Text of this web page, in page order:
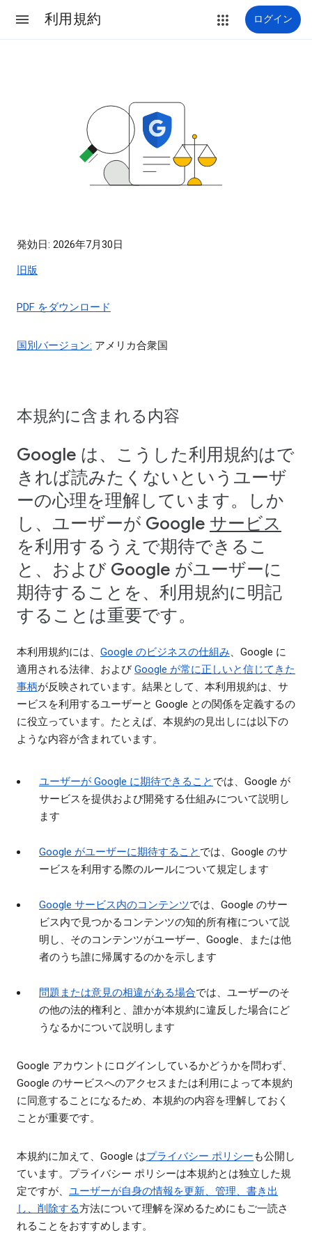
利用規約 ログイン
発効日: 2026年7月30日
旧版
PDF をダウンロード
国別バージョン: アメリカ合衆国
本規約に含まれる内容
Google は、こうした利用規約はで
きれば読みたくないというユーザ
ーの心理を理解しています。しか
し、ユーザーが Google サービス
を利用するうえで期待できるこ
と、および Google がユーザーに
期待することを、利用規約に明記
することは重要です。
本利用規約には、 Google のビジネスの仕組み、Google に
適用される法律、および Google が常に正しいと信じてきた
事柄が反映されています。結果として、本利用規約は、サ
ービスを利用するユーザーと Google との関係を定義するの
に役立っています。たとえば、本規約の見出しには以下の
ような内容が含まれています。
ユーザーが Google に期待できること では、Google が
サービスを提供および開発する仕組みについて説明し
ます
Google がユーザーに期待すること では、Google のサ
ービスを利用する際のルールについて規定します
Google サービス内のコンテンツでは、Google のサー
ビス内で見つかるコンテンツの知的所有権について説
明し、そのコンテンツがユーザー、Google、または他
者のうち誰に帰属するのかを示します
問題または意見の相違がある場合では、ユーザーのそ
の他の法的権利と、誰かが本規約に違反した場合にど
うなるかについて説明します
Google アカウントにログインしているかどうかを問わず、
Google のサービスへのアクセスまたは利用によって本規約
に同意することになるため、本規約の内容を理解しておく
ことが重要です。
本規約に加えて、Google はプライバシー ポリシー も公開し
ています。プライバシー ポリシーは本規約とは独立した規
定ですが、 ユーザーが自身の情報を更新、管理、書き出
し、削除する方法について理解を深めるためにもご一読さ
れることをおすすめします。